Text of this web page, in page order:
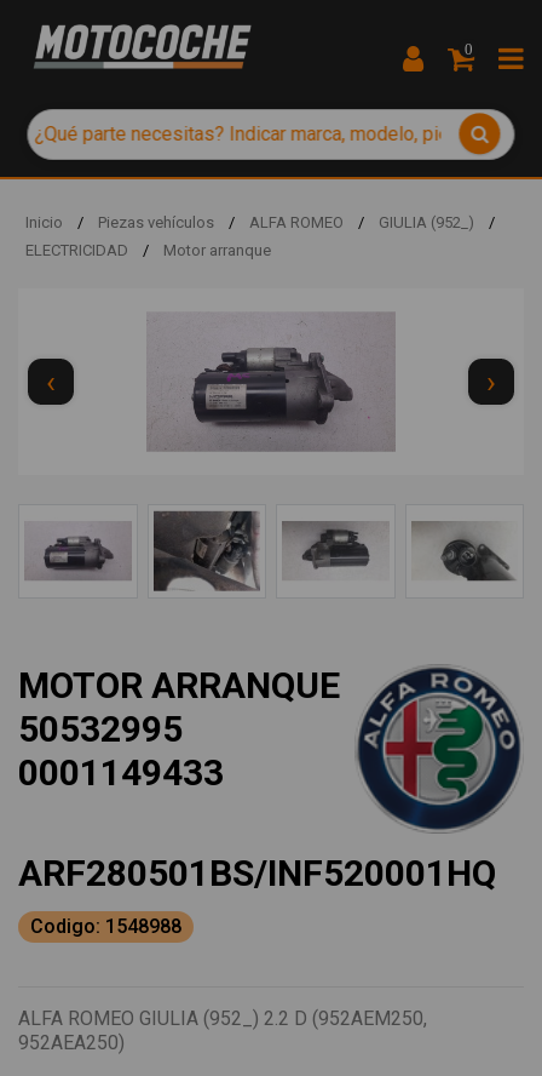
0
Inicio / Piezas vehículos / ALFA ROMEO / GIULIA (952_)
/
ELECTRICIDAD
/ Motor arranque
‹ ›
MOTOR ARRANQUE
50532995
0001149433
ARF280501BS/INF520001HQ
Codigo: 1548988
ALFA ROMEO GIULIA (952_) 2.2 D (952AEM250,
952AEA250)